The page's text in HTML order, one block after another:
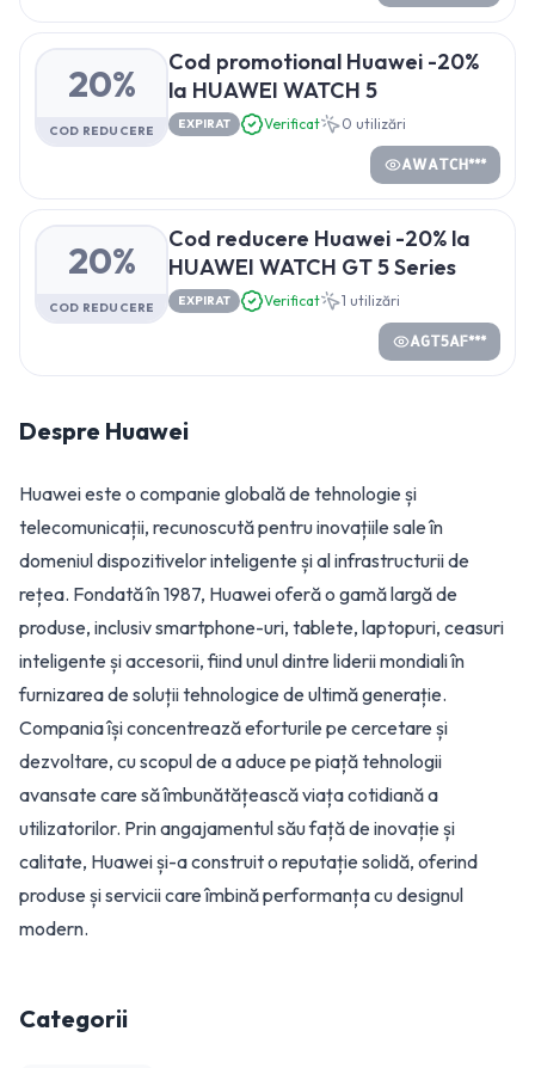
20%
COD REDUCERE
Cod promotional Huawei -20%
la HUAWEI WATCH 5
EXPIRAT Verificat 0 utilizări
AWATCH***
20%
COD REDUCERE
Cod reducere Huawei -20% la
HUAWEI WATCH GT 5 Series
EXPIRAT Verificat 1 utilizări
AGT5AF***
Despre Huawei
Huawei este o companie globală de tehnologie și
telecomunicații, recunoscută pentru inovațiile sale în
domeniul dispozitivelor inteligente și al infrastructurii de
rețea. Fondată în 1987, Huawei oferă o gamă largă de
produse, inclusiv smartphone-uri, tablete, laptopuri, ceasuri
inteligente și accesorii, fiind unul dintre liderii mondiali în
furnizarea de soluții tehnologice de ultimă generație.
Compania își concentrează eforturile pe cercetare și
dezvoltare, cu scopul de a aduce pe piață tehnologii
avansate care să îmbunătățească viața cotidiană a
utilizatorilor. Prin angajamentul său față de inovație și
calitate, Huawei și-a construit o reputație solidă, oferind
produse și servicii care îmbină performanța cu designul
modern.
Categorii